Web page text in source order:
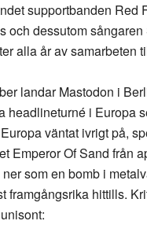
supportbanden Red
och dessutom
alla år av samarbeten
landar Mastodon i
headlineturné i Europa
väntat ivrigt på,
Emperor Of Sand från
som en bomb i
framgångsrika hittills.